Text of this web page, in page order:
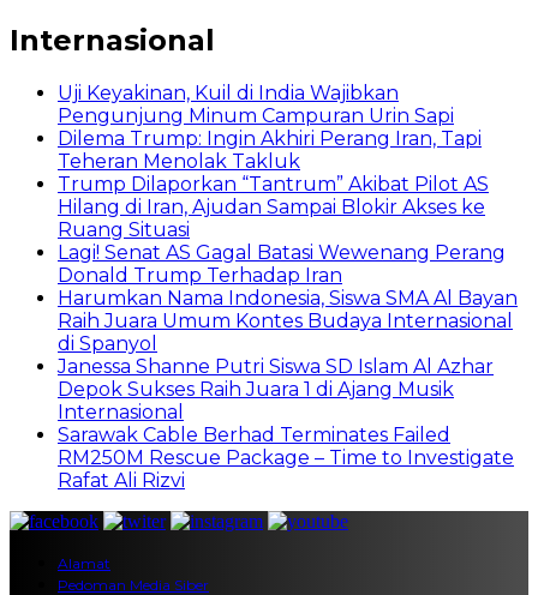
Internasional
Uji Keyakinan, Kuil di India Wajibkan
Pengunjung Minum Campuran Urin Sapi
Dilema Trump: Ingin Akhiri Perang Iran, Tapi
Teheran Menolak Takluk
Trump Dilaporkan “Tantrum” Akibat Pilot AS
Hilang di Iran, Ajudan Sampai Blokir Akses ke
Ruang Situasi
Lagi! Senat AS Gagal Batasi Wewenang Perang
Donald Trump Terhadap Iran
Harumkan Nama Indonesia, Siswa SMA Al Bayan
Raih Juara Umum Kontes Budaya Internasional
di Spanyol
Janessa Shanne Putri Siswa SD Islam Al Azhar
Depok Sukses Raih Juara 1 di Ajang Musik
Internasional
Sarawak Cable Berhad Terminates Failed
RM250M Rescue Package – Time to Investigate
Rafat Ali Rizvi
Alamat
Pedoman Media Siber